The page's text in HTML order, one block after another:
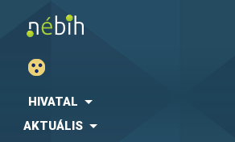
HIVATAL
AKTUÁLIS